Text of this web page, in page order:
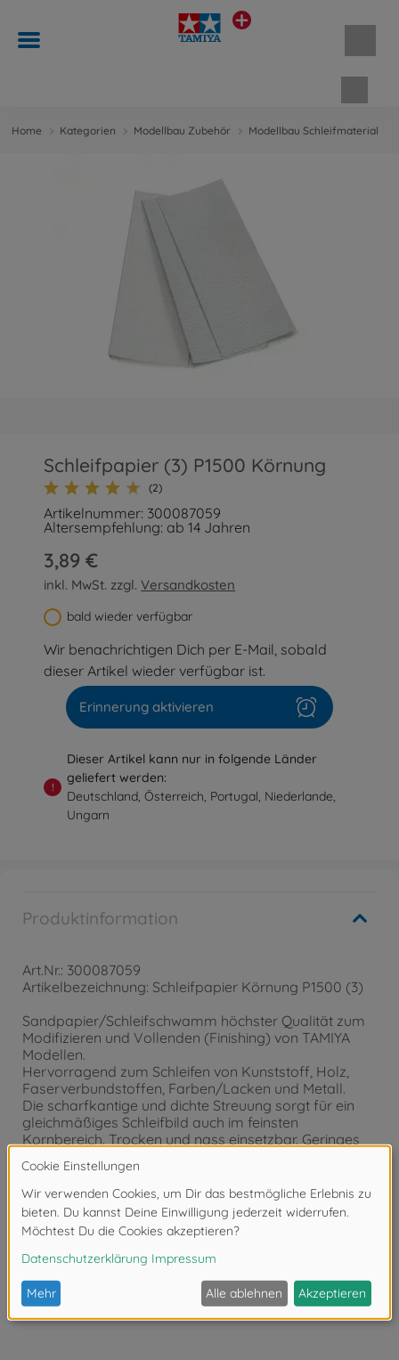
Home Kategorien Modellbau Zubehör Modellbau Schleifmaterial
Schleifpapier (3) P1500 Körnung
(2)
Artikelnummer: 300087059
Altersempfehlung: ab 14 Jahren
3,89 €
inkl. MwSt. zzgl.Versandkosten
bald wieder verfügbar
Wir benachrichtigen Dich per E-Mail, sobald
dieser Artikel wieder verfügbar ist.
Erinnerung aktivieren
!
Dieser Artikel kann nur in folgende Länder
geliefert werden:
Deutschland, Österreich, Portugal, Niederlande,
Ungarn
Produktinformation
Art.Nr.: 300087059
Artikelbezeichnung: Schleifpapier Körnung P1500 (3)
Sandpapier/Schleifschwamm höchster Qualität zum
Modifizieren und Vollenden (Finishing) von TAMIYA
Modellen.
Hervorragend zum Schleifen von Kunststoff, Holz,
Faserverbundstoffen, Farben/Lacken und Metall.
Die scharfkantige und dichte Streuung sorgt für ein
gleichmäßiges Schleifbild auch im feinsten
Kornbereich. Trocken und nass einsetzbar. Geringes
Zusetzverhalten. Flexibles und reißfestes Papier.
Hochflexibler und reißfester Schleifschwamm. Sehr
gute Anpassung beim Schleifen von Konturen und
Rundungen.
Packungsinhalt 3 Bögen
Achtung! Nicht für Kinder unter 14 Jahren geeignet.